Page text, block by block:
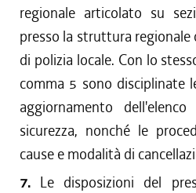
regionale articolato su
presso la struttura
di polizia locale. Con lo
comma 5 sono disciplinate
aggiornamento
sicurezza, nonché le
cause e modalità di
7. Le disposizioni del